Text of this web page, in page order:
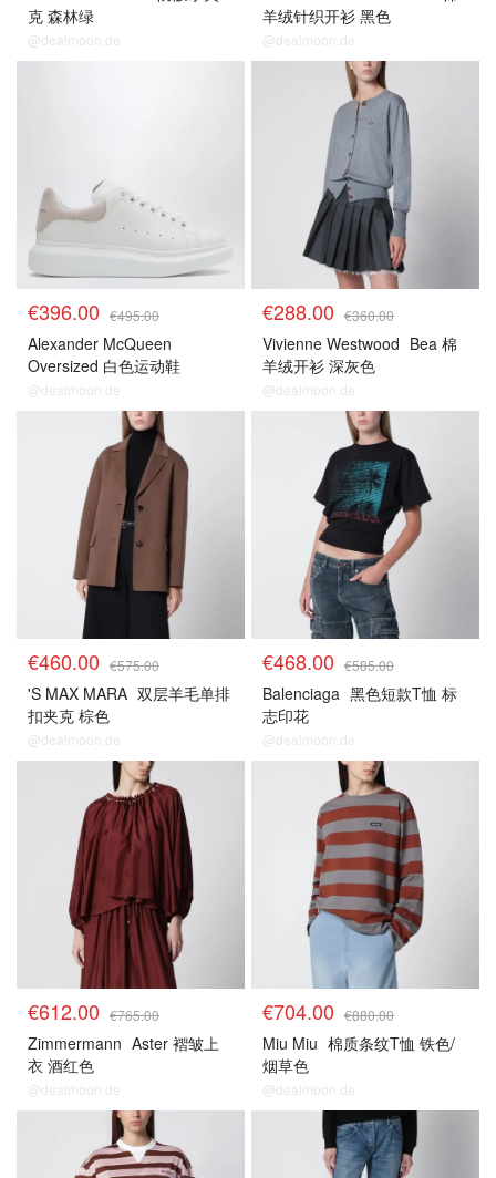
克 森林绿
@dealmoon.de
羊绒针织开衫 黑色
@dealmoon.de
€396.00 €495.00
Alexander McQueen
Oversized 白色运动鞋
Patchouli
@dealmoon.de
€288.00 €360.00
Vivienne Westwood Bea 棉
羊绒开衫 深灰色
@dealmoon.de
€460.00 €575.00
'S MAX MARA 双层羊毛单排
扣夹克 棕色
@dealmoon.de
€468.00 €585.00
Balenciaga 黑色短款T恤 标
志印花
@dealmoon.de
€612.00 €765.00
Zimmermann Aster 褶皱上
衣 酒红色
@dealmoon.de
€704.00 €880.00
Miu Miu 棉质条纹T恤 铁色/
烟草色
@dealmoon.de